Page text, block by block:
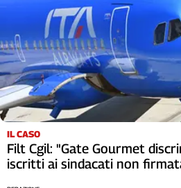
redazione
Newsletter
Social
IL CASO
Filt Cgil: "Gate Gourmet
iscritti ai sindacati non